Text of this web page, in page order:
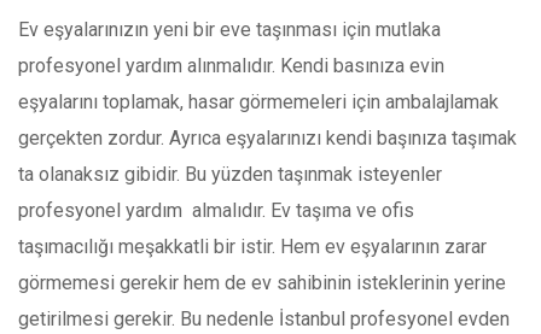
Ev eşyalarınızın yeni bir eve taşınması için mutlaka
profesyonel yardım alınmalıdır. Kendi basınıza evin
eşyalarını toplamak, hasar görmemeleri için ambalajlamak
gerçekten zordur. Ayrıca eşyalarınızı kendi başınıza taşımak
ta olanaksız gibidir. Bu yüzden taşınmak isteyenler
profesyonel yardım almalıdır. Ev taşıma ve ofis
taşımacılığı meşakkatli bir istir. Hem ev eşyalarının zarar
görmemesi gerekir hem de ev sahibinin isteklerinin yerine
getirilmesi gerekir. Bu nedenle İstanbul profesyonel evden